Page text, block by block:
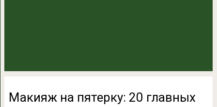
Макияж на пятерку: 20 главных